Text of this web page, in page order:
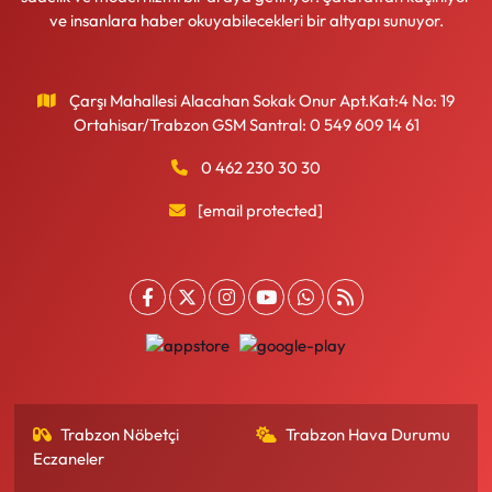
ve insanlara haber okuyabilecekleri bir altyapı sunuyor.
Çarşı Mahallesi Alacahan Sokak Onur Apt.Kat:4 No: 19
Ortahisar/Trabzon GSM Santral: 0 549 609 14 61
0 462 230 30 30
[email protected]
Trabzon Nöbetçi
Eczaneler
Trabzon Hava Durumu